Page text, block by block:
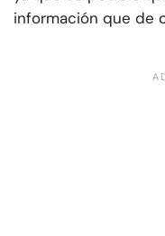
información que de